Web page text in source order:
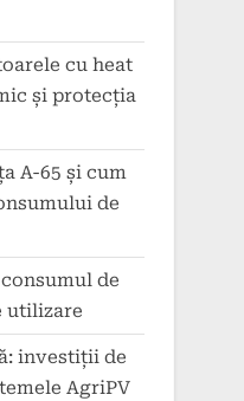
cu heat
și protecția
A-65 și cum
de
de
utilizare
investiții de
AgriPV